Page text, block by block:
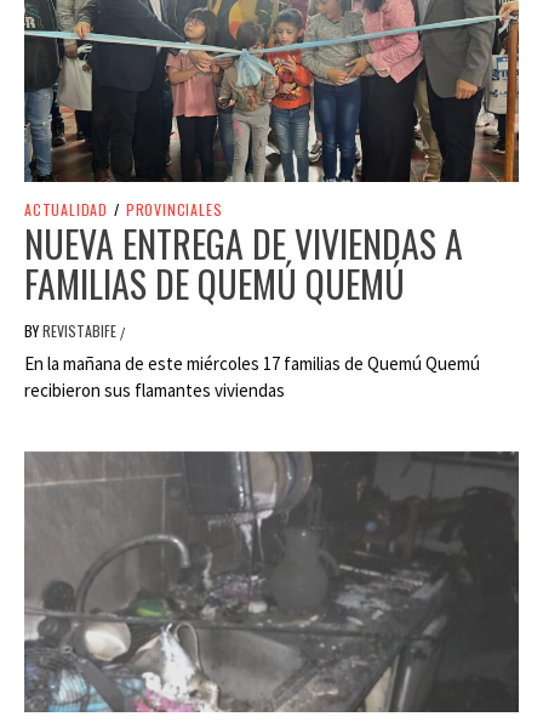
ACTUALIDAD / PROVINCIALES
NUEVA ENTREGA DE VIVIENDAS A
FAMILIAS DE QUEMÚ QUEMÚ
BYREVISTABIFE /
En la mañana de este miércoles 17 familias de Quemú Quemú
recibieron sus flamantes viviendas